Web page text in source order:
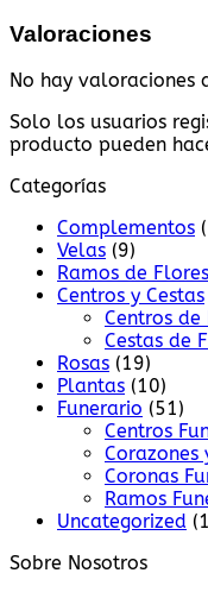
Valoraciones
No hay valoraciones
Solo los usuarios
producto pueden
Categorías
Complementos
Velas (9)
Ramos de Flores
Centros y Cestas
Centros de
Cestas de
Rosas (19)
Plantas (10)
Funerario (51)
Centros
Corazones
Coronas
Ramos
Uncategorized
Sobre Nosotros